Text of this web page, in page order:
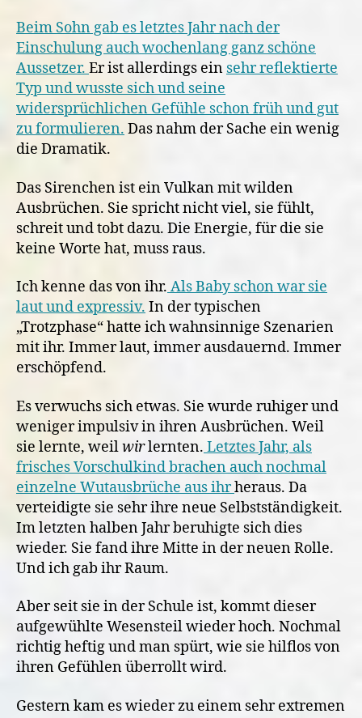
Beim Sohn gab es letztes Jahr nach der
Einschulung auch wochenlang ganz schöne
Aussetzer. Er ist allerdings ein sehr reflektierte
Typ und wusste sich und seine
widersprüchlichen Gefühle schon früh und gut
zu formulieren. Das nahm der Sache ein wenig
die Dramatik.
Das Sirenchen ist ein Vulkan mit wilden
Ausbrüchen. Sie spricht nicht viel, sie fühlt,
schreit und tobt dazu. Die Energie, für die sie
keine Worte hat, muss raus.
Ich kenne das von ihr. Als Baby schon war sie
laut und expressiv. In der typischen
„Trotzphase“ hatte ich wahnsinnige Szenarien
mit ihr. Immer laut, immer ausdauernd. Immer
erschöpfend.
Es verwuchs sich etwas. Sie wurde ruhiger und
weniger impulsiv in ihren Ausbrüchen. Weil
sie lernte, weilwirlernten. Letztes Jahr, als
frisches Vorschulkind brachen auch nochmal
einzelne Wutausbrüche aus ihrheraus. Da
verteidigte sie sehr ihre neue Selbstständigkeit.
Im letzten halben Jahr beruhigte sich dies
wieder. Sie fand ihre Mitte in der neuen Rolle.
Und ich gab ihr Raum.
Aber seit sie in der Schule ist, kommt dieser
aufgewühlte Wesensteil wieder hoch. Nochmal
richtig heftig und man spürt, wie sie hilflos von
ihren Gefühlen überrollt wird.
Gestern kam es wieder zu einem sehr extremen